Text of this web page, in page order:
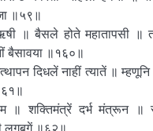
॥५९॥
॥ बैसले होते महातापसी ॥
बैसावया ॥१६०॥
दिधलें नाहीं त्यातें ॥ म्हणूनि
॥ शक्तिमंत्रें दर्भ मंत्रून ॥